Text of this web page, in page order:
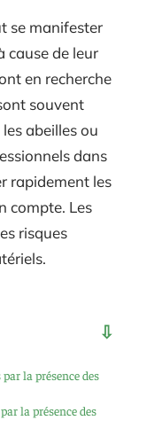
se manifester
cause de leur
en recherche
souvent
abeilles ou
dans
rapidement les
compte. Les
risques
la présence des
la présence des